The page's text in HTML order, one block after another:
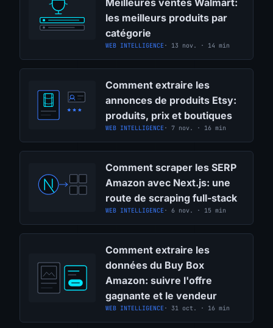
les meilleurs produits par
catégorie
WEB INTELLIGENCE · 13 nov. · 14 min
Comment extraire les
annonces de produits Etsy:
produits, prix et boutiques
WEB INTELLIGENCE · 7 nov. · 16 min
Comment scraper les SERP
Amazon avec Next.js: une
route de scraping full-stack
WEB INTELLIGENCE · 6 nov. · 15 min
Comment extraire les
données du Buy Box
Amazon: suivre l'offre
gagnante et le vendeur
WEB INTELLIGENCE · 31 oct. · 16 min